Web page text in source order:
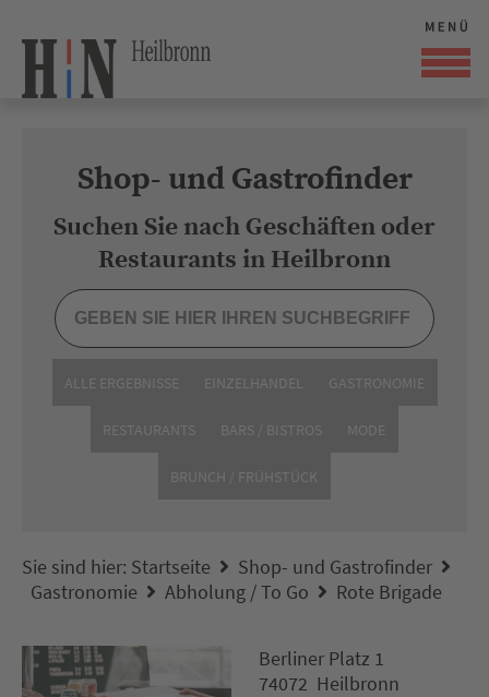
Shop- und Gastrofinder
Suchen Sie nach Geschäften oder
Restaurants in Heilbronn
ALLE ERGEBNISSE EINZELHANDEL GASTRONOMIE
RESTAURANTS BARS / BISTROS MODE
BRUNCH / FRÜHSTÜCK
Sie sind hier: Startseite
Shop- und Gastrofinder
Gastronomie
Abholung / To Go Rote Brigade
Berliner Platz 1
74072 Heilbronn